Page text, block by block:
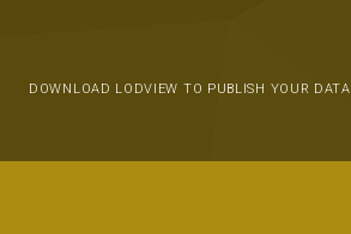
DOWNLOAD LODVIEW TO PUBLISH YOUR DATA